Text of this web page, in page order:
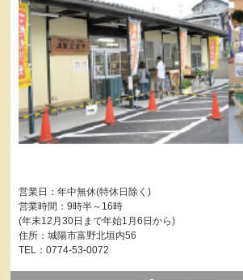
営業日：年中無休(特休日除く)
営業時間：9時半～16時
(年末12月30日まで年始1月6日から)
住所：城陽市富野北垣内56
TEL：0774-53-0072